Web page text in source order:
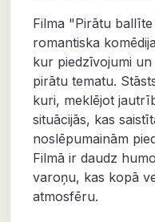
Filma "Pirātu
romantiska
kur piedzīvojumi
pirātu tematu.
kuri, meklējot
situācijās, kas
noslēpumainām
Filmā ir daudz
varoņu, kas kopā
atmosfēru.